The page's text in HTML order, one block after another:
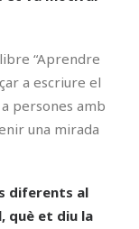
“Aprendre
a escriure el
persones amb
una mirada
diferents al
què et diu la